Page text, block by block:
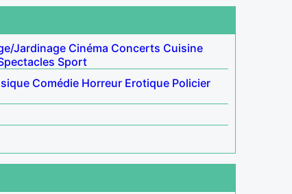
Jardinage Cinéma Concerts Cuisine
Sport
Comédie Horreur Erotique Policier